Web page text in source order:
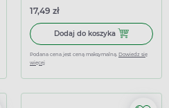
Cutis mini derm Egzema, krem kojący
ochronne, łagodzące
17,49 zł
Dodaj do koszyka Dodaj do
Podana cena jest ceną maksymalną. Dowiedz się
więcej